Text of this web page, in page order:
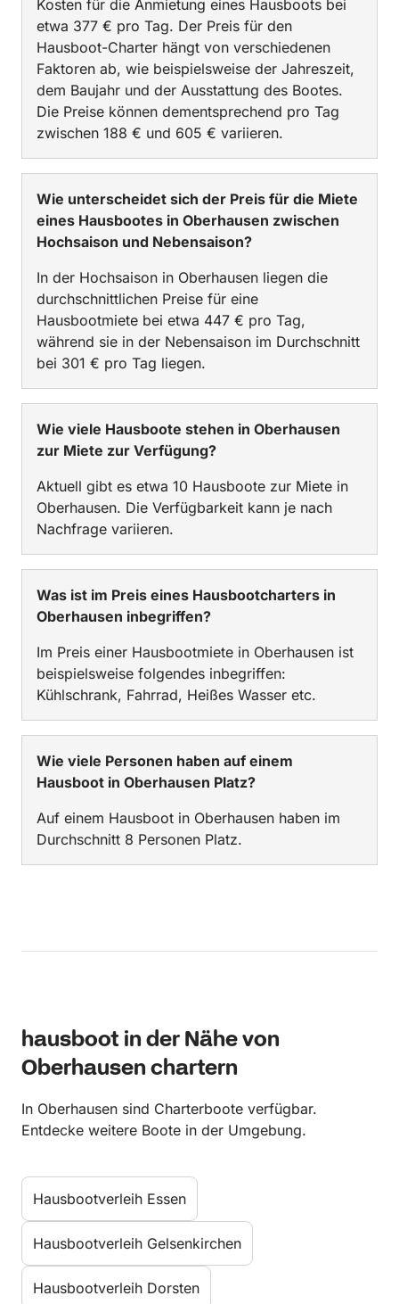
Kosten für die Anmietung eines Hausboots bei
etwa 377 € pro Tag. Der Preis für den
Hausboot-Charter hängt von verschiedenen
Faktoren ab, wie beispielsweise der Jahreszeit,
dem Baujahr und der Ausstattung des Bootes.
Die Preise können dementsprechend pro Tag
zwischen 188 € und 605 € variieren.
Wie unterscheidet sich der Preis für die Miete
eines Hausbootes in Oberhausen zwischen
Hochsaison und Nebensaison?
In der Hochsaison in Oberhausen liegen die
durchschnittlichen Preise für eine
Hausbootmiete bei etwa 447 € pro Tag,
während sie in der Nebensaison im Durchschnitt
bei 301 € pro Tag liegen.
Wie viele Hausboote stehen in Oberhausen
zur Miete zur Verfügung?
Aktuell gibt es etwa 10 Hausboote zur Miete in
Oberhausen. Die Verfügbarkeit kann je nach
Nachfrage variieren.
Was ist im Preis eines Hausbootcharters in
Oberhausen inbegriffen?
Im Preis einer Hausbootmiete in Oberhausen ist
beispielsweise folgendes inbegriffen:
Kühlschrank, Fahrrad, Heißes Wasser etc.
Wie viele Personen haben auf einem
Hausboot in Oberhausen Platz?
Auf einem Hausboot in Oberhausen haben im
Durchschnitt 8 Personen Platz.
hausboot in der Nähe von
Oberhausen chartern
In Oberhausen sind Charterboote verfügbar.
Entdecke weitere Boote in der Umgebung.
Hausbootverleih Essen
Hausbootverleih Gelsenkirchen
Hausbootverleih Dorsten